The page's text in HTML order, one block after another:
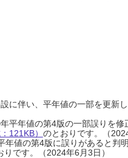
に伴い、平年値の一部を更新
平年値の第4版の一部誤りを
121KB） のとおりです。（
値の第4版に誤りがあると判
りです。（2024年6月3日）